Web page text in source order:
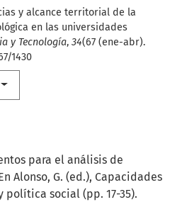
y alcance territorial de la
en las universidades
y Tecnología, 34(67 (ene-abr).
1430
para el análisis de
Alonso, G. (ed.), Capacidades
social (pp. 17-35).